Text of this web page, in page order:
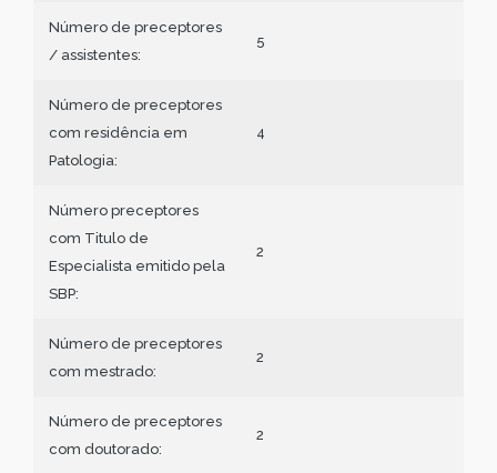
Número de preceptores
/ assistentes:
5
Número de preceptores
com residência em
Patologia:
4
Número preceptores
com Titulo de
Especialista emitido pela
SBP:
2
Número de preceptores
com mestrado:
2
Número de preceptores
com doutorado:
2